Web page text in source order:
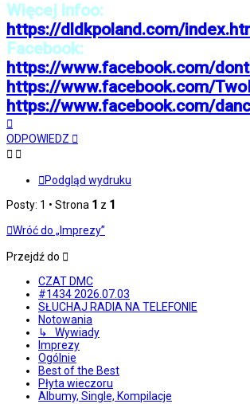
Więcej infoo:
https://dldkpoland.com/
Facebook:
https://www.facebook.com/
https://www.facebook.com/
https://www.facebook.com/
górę
ODPOWIEDZ
Podgląd wydruku
Posty: 1 • Strona 1 z 1
Wróć do „Imprezy”
Przejdź do
CZAT DMC
#1434 2026.07.03
SŁUCHAJ RADIA NA TELEFONIE
Notowania
↳ Wywiady
Imprezy
Ogólnie
Best of the Best
Płyta wieczoru
Albumy, Single, Kompilacje